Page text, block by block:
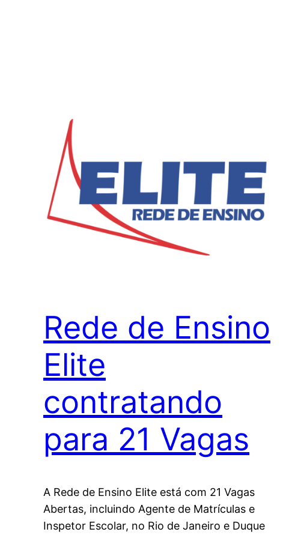
Rede de Ensino
Elite
contratando
para 21 Vagas
A Rede de Ensino Elite está com 21 Vagas
Abertas, incluindo Agente de Matrículas e
Inspetor Escolar, no Rio de Janeiro e Duque